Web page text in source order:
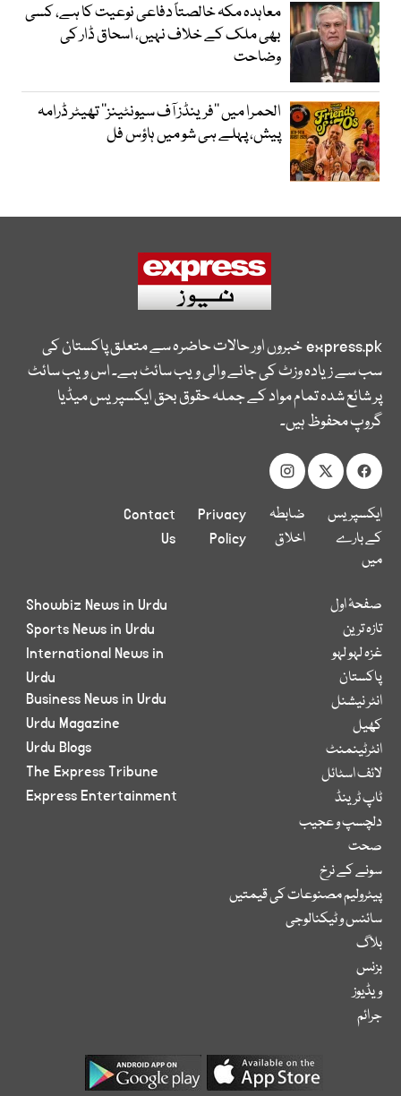
معاہدہ مکہ خالصتاً دفاعی نوعیت کا ہے، کسی
بھی ملک کے خلاف نہیں، اسحاق ڈار کی
وضاحت
الحمرا میں ’’فرینڈز آف سیونٹینز‘‘ تھیٹر ڈرامہ
پیش، پہلے ہی شو میں ہاؤس فل
express.pkخبروں اور حالات حاضرہ سے متعلق پاکستان کی
سب سے زیادہ وزٹ کی جانے والی ویب سائٹ ہے۔ اس ویب سائٹ
پر شائع شدہ تمام مواد کے جملہ حقوق بحق ایکسپریس میڈیا
گروپ محفوظ ہیں۔
ایکسپریس
کے بارے
میں
ضابطہ
اخلاق
Privacy
Policy
Contact
Us
صفحۂ اول
تازہ ترین
غزہ لہو لہو
پاکستان
انٹر نیشنل
کھیل
انٹرٹینمنٹ
لائف اسٹائل
ٹاپ ٹرینڈ
دلچسپ و عجیب
صحت
سونے کے نرخ
پیٹرولیم مصنوعات کی قیمتیں
سائنس و ٹیکنالوجی
بلاگ
بزنس
ویڈیوز
جرائم
Showbiz News in Urdu
Sports News in Urdu
International News in
Urdu
Business News in Urdu
Urdu Magazine
Urdu Blogs
The Express Tribune
Express Entertainment